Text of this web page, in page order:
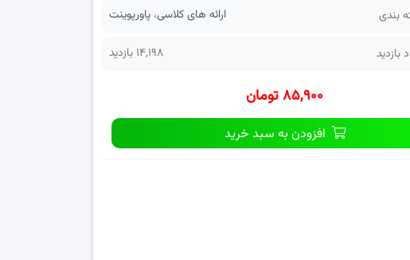
بندی ارائه های کلاسی، پاورپوینت
بازدید 14,198 بازدید
۸۵,۹۰۰ تومان
افزودن به سبد خرید